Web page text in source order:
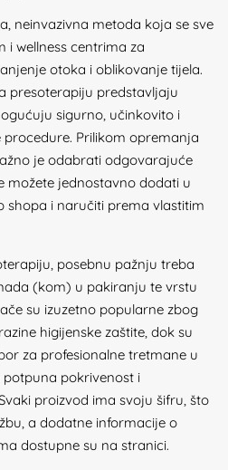
neinvazivna metoda koja se sve
i wellness centrima za
otoka i oblikovanje tijela.
presoterapiju predstavljaju
sigurno, učinkovito i
procedure. Prilikom opremanja
je odabrati odgovarajuće
možete jednostavno dodati u
shopa i naručiti prema vlastitim
posebnu pažnju treba
(kom) u pakiranju te vrstu
su izuzetno popularne zbog
higijenske zaštite, dok su
za profesionalne tretmane u
pokrivenost i
proizvod ima svoju šifru, što
a dodatne informacije o
dostupne su na stranici.